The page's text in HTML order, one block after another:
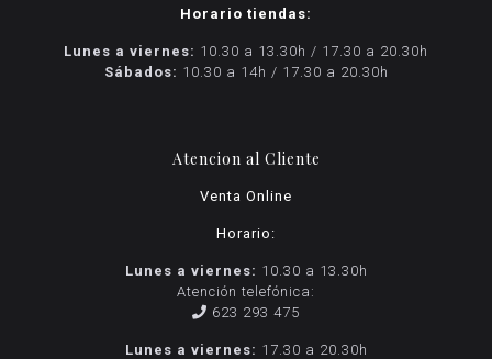
Horario tiendas:
Lunes a viernes: 10.30 a 13.30h / 17.30 a 20.30h
Sábados: 10.30 a 14h / 17.30 a 20.30h
Atencion al Cliente
Venta Online
Horario:
Lunes a viernes: 10.30 a 13.30h
Atención telefónica:
623 293 475
Lunes a viernes: 17.30 a 20.30h